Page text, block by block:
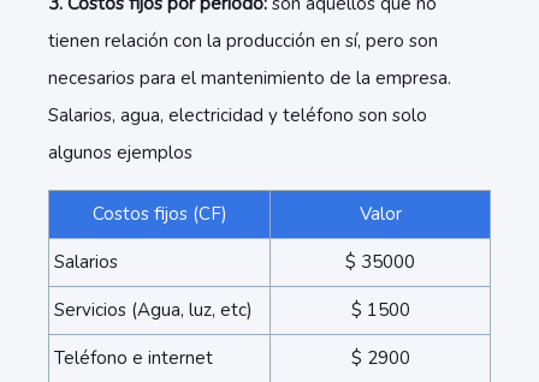
tienen relación con la producción en sí, pero son
necesarios para el mantenimiento de la empresa.
Salarios, agua, electricidad y teléfono son solo
algunos ejemplos
Costos fijos (CF)
Valor
Salarios
$ 35000
Servicios (Agua, luz, etc)
$ 1500
Teléfono e internet
$ 2900